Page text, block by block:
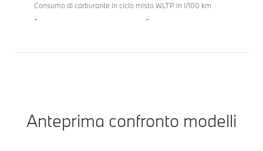
Consumo di carburante in ciclo misto WLTP in l/100 km
- -
Anteprima confronto modelli